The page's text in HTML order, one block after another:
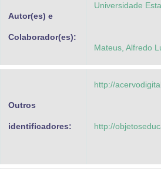
Planalto
Autor(es) e
Colaborador(es):
Universidade
Mateus, Alfredo
Outros
identificadores:
http://
http://